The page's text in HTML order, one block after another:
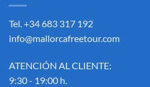
Tel. +34 683 317 192
info@mallorcafreetour.com
ATENCIÓN AL CLIENTE:
9:30 - 19:00 h.